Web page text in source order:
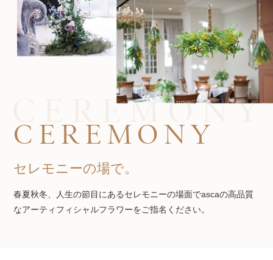
CEREMONY
セレモニーの場で。
春夏秋冬、人生の節目にあるセレモニーの場面でascaの高品質
なアーティフィシャルフラワーをご指名ください。